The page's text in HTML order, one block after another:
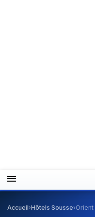
menu
Accueil›Hôtels Sousse›Orient